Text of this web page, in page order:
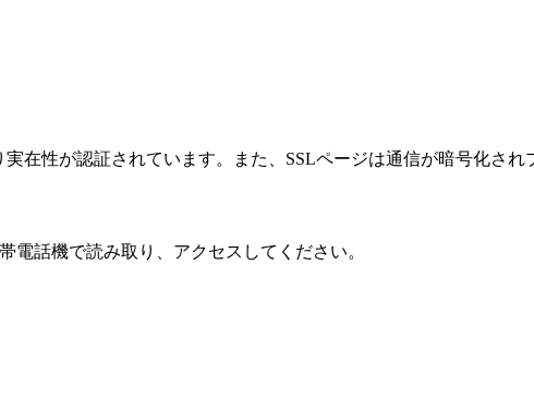
在性が認証されています。また、SSLページは通信が暗号化され
電話機で読み取り、アクセスしてください。